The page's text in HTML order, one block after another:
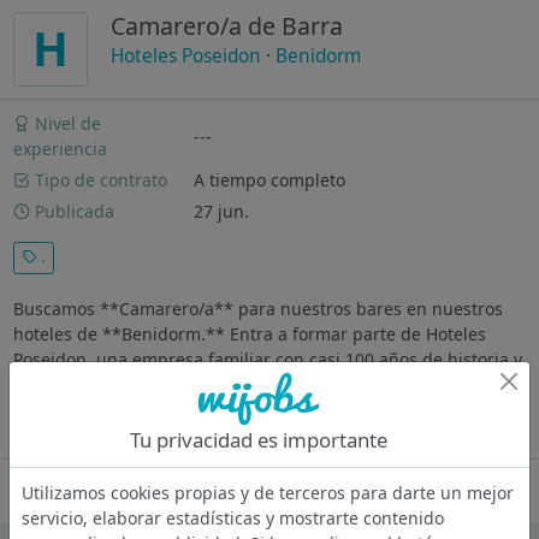
H Camarero/a de Barra
Hoteles Poseidon · Benidorm
Nivel de
experiencia
---
Tipo de contrato
A tiempo completo
Publicada
27 jun.
.
Buscamos **Camarero/a** para nuestros bares en nuestros
hoteles de **Benidorm.** Entra a formar parte de Hoteles
Poseidon, una empresa familiar con casi 100 años de historia y
7 establecimientos en España con más de 3.500 plazas
Oferta desactivada
Tu privacidad es importante
Utilizamos cookies propias y de terceros para darte un mejor
servicio, elaborar estadísticas y mostrarte contenido